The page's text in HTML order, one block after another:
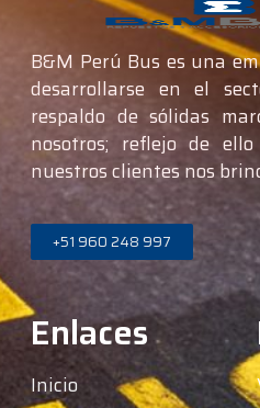
B&M Perú Bus es una
desarrollarse en el
respaldo de sólidas
nosotros; reflejo de
nuestros clientes nos
+51 960 248 997
Enlaces
Inicio